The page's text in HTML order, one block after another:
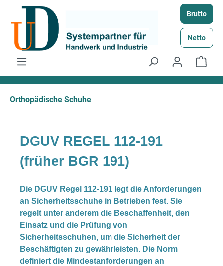
Zum Hauptinhalt springen Brutto
Netto
Orthopädische Schuhe
DGUV REGEL 112-191
(früher BGR 191)
Die DGUV Regel 112-191 legt die Anforderungen
an Sicherheitsschuhe in Betrieben fest. Sie
regelt unter anderem die Beschaffenheit, den
Einsatz und die Prüfung von
Sicherheitsschuhen, um die Sicherheit der
Beschäftigten zu gewährleisten. Die Norm
definiert die Mindestanforderungen an